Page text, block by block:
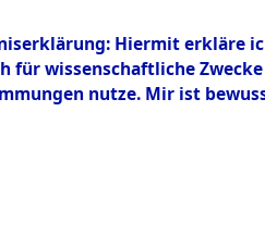
0006
Hiermit erkläre
für wissenschaftliche
nutze. Mir ist